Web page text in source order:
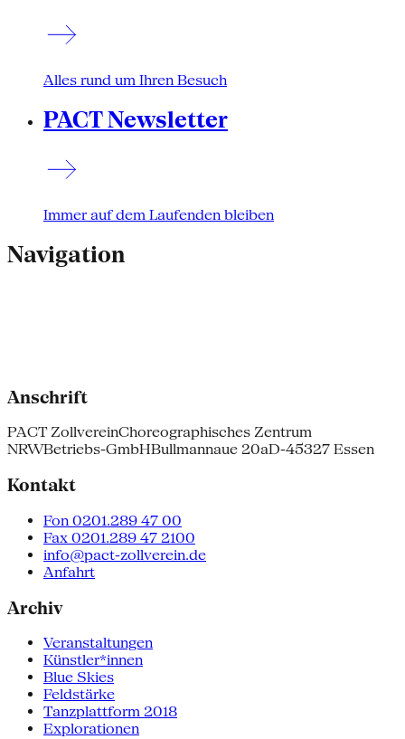
Alles rund um Ihren Besuch
PACT Newsletter
Immer auf dem Laufenden bleiben
Navigation
Anschrift
PACT ZollvereinChoreographisches Zentrum
NRWBetriebs-GmbHBullmannaue 20aD-45327 Essen
Kontakt
Fon 0201.289 47 00
Fax 0201.289 47 2100
info@pact-zollverein.de
Anfahrt
Archiv
Veranstaltungen
Künstler*innen
Blue Skies
Feldstärke
Tanzplattform 2018
Explorationen